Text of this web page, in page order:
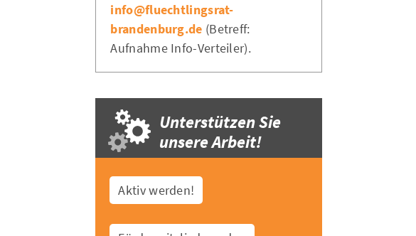
info@fluechtlingsrat-
brandenburg.de (Betreff:
Aufnahme Info-Verteiler).
Unterstützen Sie
unsere Arbeit!
Aktiv werden!